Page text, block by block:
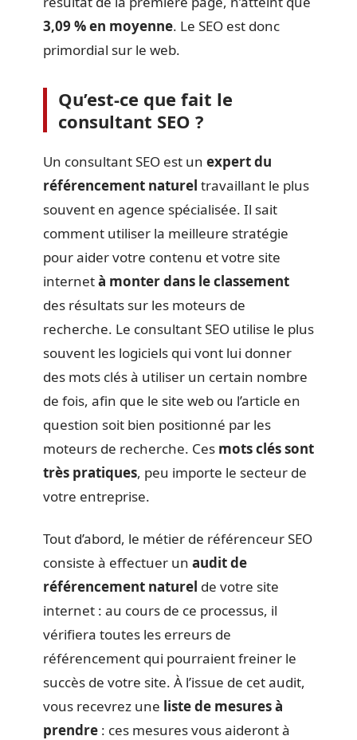
3,09 % en moyenne. Le SEO est donc
primordial sur le web.
Qu’est-ce que fait le
consultant SEO ?
Un consultant SEO est un expert du
référencement naturel travaillant le plus
souvent en agence spécialisée. Il sait
comment utiliser la meilleure stratégie
pour aider votre contenu et votre site
internetà monter dans le classement
des résultats sur les moteurs de
recherche. Le consultant SEO utilise le plus
souvent les logiciels qui vont lui donner
des mots clés à utiliser un certain nombre
de fois, afin que le site web ou l’article en
question soit bien positionné par les
moteurs de recherche. Ces mots clés sont
très pratiques, peu importe le secteur de
votre entreprise.
Tout d’abord, le métier de référenceur SEO
consiste à effectuer un audit de
référencement naturel de votre site
internet : au cours de ce processus, il
vérifiera toutes les erreurs de
référencement qui pourraient freiner le
succès de votre site. À l’issue de cet audit,
vous recevrez une liste de mesures à
prendre : ces mesures vous aideront à